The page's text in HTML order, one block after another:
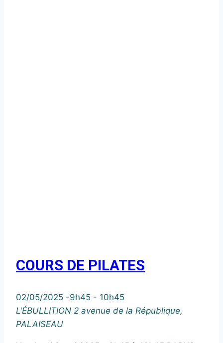
COURS DE PILATES
02/05/2025 -9h45 - 10h45
L'ÉBULLITION 2 avenue de la République,
PALAISEAU